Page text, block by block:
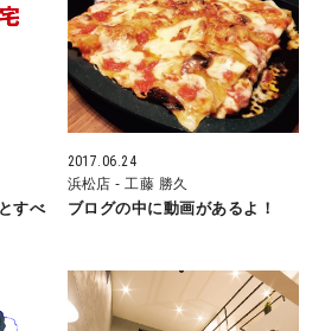
応力度計算 全棟標準
ウンの追求
壁
すべ
2017.06.24
浜松店- 工藤 勝久
ブログの中に動画があるよ！